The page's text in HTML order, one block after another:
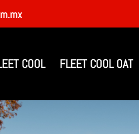
COOL FLEET COOL OAT